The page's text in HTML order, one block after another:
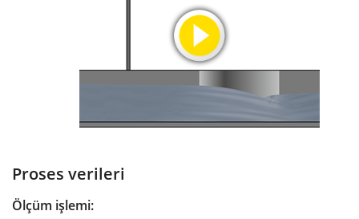
Proses verileri
Ölçüm işlemi: